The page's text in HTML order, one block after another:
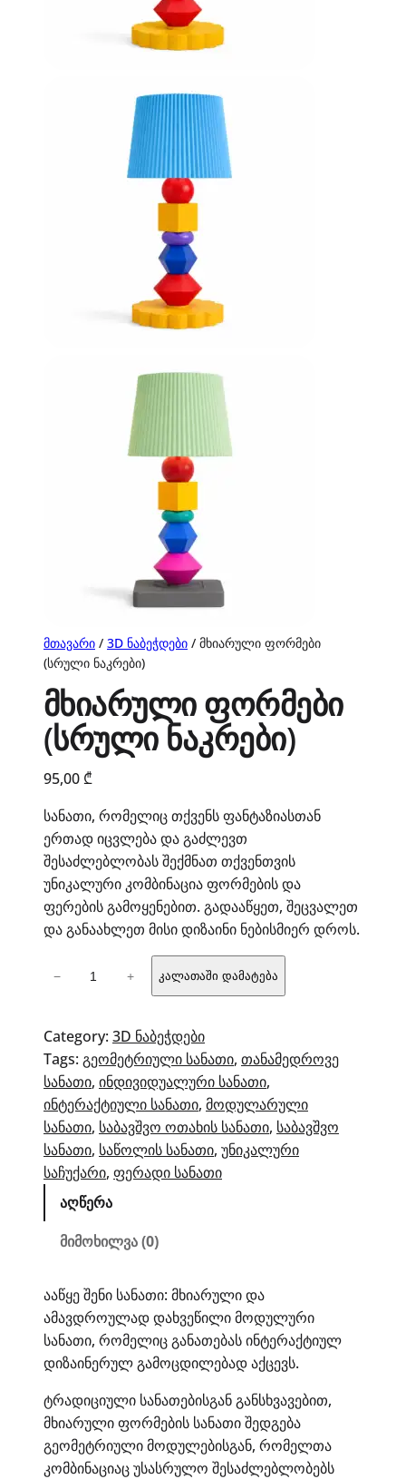
მთავარი / 3D ნაბეჭდები / მხიარული ფორმები
(სრული ნაკრები)
მხიარული ფორმები
(სრული ნაკრები)
95,00₾
სანათი, რომელიც თქვენს ფანტაზიასთან
ერთად იცვლება და გაძლევთ
შესაძლებლობას შექმნათ თქვენთვის
უნიკალური კომბინაცია ფორმების და
ფერების გამოყენებით. გადააწყეთ, შეცვალეთ
და განაახლეთ მისი დიზაინი ნებისმიერ დროს.
(სრული
ნაკრები)
− + კალათაში დამატება
Category: 3D ნაბეჭდები
Tags: გეომეტრიული სანათი, თანამედროვე
სანათი, ინდივიდუალური სანათი
ინტერაქტიული სანათი, მოდულარული
სანათი, საბავშვო ოთახის სანათი, საბავშვო
სანათი, საწოლის სანათი, უნიკალური
საჩუქარი, ფერადი სანათი
აღწერა
მიმოხილვა (0)
ააწყე შენი სანათი: მხიარული და
ამავდროულად დახვეწილი მოდულური
სანათი, რომელიც განათებას ინტერაქტიულ
დიზაინერულ გამოცდილებად აქცევს.
ტრადიციული სანათებისგან განსხვავებით,
მხიარული ფორმების სანათი შედგება
გეომეტრიული მოდულებისგან, რომელთა
კომბინაციაც უსასრულო შესაძლებლობებს